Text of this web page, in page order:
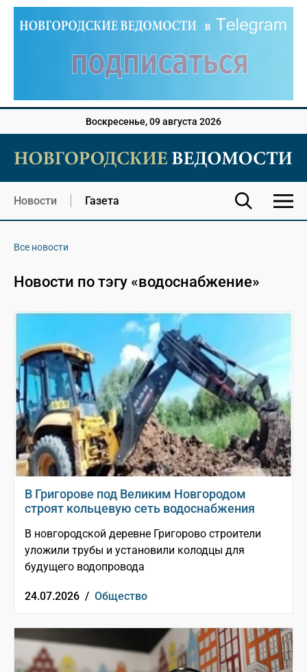
Воскресенье, 09 августа 2026
Новости Газета
Все новости
Новости по тэгу «водоснабжение»
В Григорове под Великим Новгородом
строят кольцевую сеть водоснабжения
В новгородской деревне Григорово строители
уложили трубы и установили колодцы для
будущего водопровода
24.07.2026 / Общество